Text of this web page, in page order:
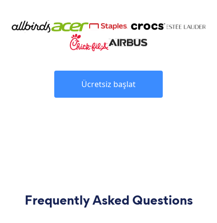
Ücretsiz başlat
Frequently Asked Questions